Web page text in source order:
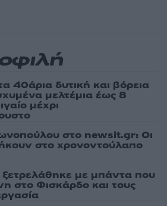
40άρια δυτική και βόρεια
μελτέμια έως 8
μέχρι
στο newsit.gr: Οι
στο χρονοντούλαπο
με μπάντα που
στο Φισκάρδο και τους